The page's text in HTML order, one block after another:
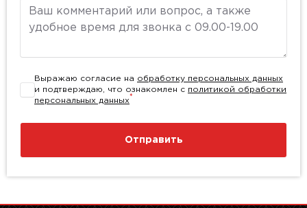
Комментарий
Выражаю согласие на обработку персональных данных
и подтверждаю, что ознакомлен с политикой обработки
персональных данных*
Отправить